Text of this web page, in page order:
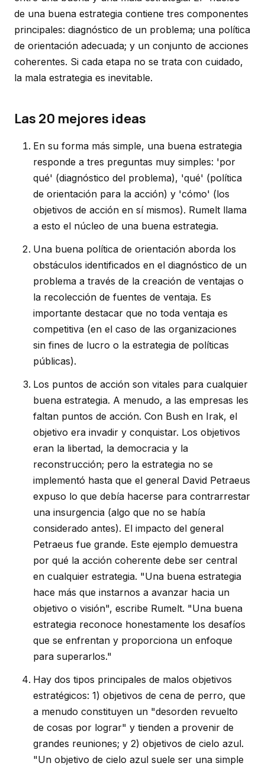
de una buena estrategia contiene tres componentes
principales: diagnóstico de un problema; una política
de orientación adecuada; y un conjunto de acciones
coherentes. Si cada etapa no se trata con cuidado,
la mala estrategia es inevitable.
Las 20 mejores ideas
En su forma más simple, una buena estrategia
responde a tres preguntas muy simples: 'por
qué' (diagnóstico del problema), 'qué' (política
de orientación para la acción) y 'cómo' (los
objetivos de acción en sí mismos). Rumelt llama
a esto el núcleo de una buena estrategia.
Una buena política de orientación aborda los
obstáculos identificados en el diagnóstico de un
problema a través de la creación de ventajas o
la recolección de fuentes de ventaja. Es
importante destacar que no toda ventaja es
competitiva (en el caso de las organizaciones
sin fines de lucro o la estrategia de políticas
públicas).
Los puntos de acción son vitales para cualquier
buena estrategia. A menudo, a las empresas les
faltan puntos de acción. Con Bush en Irak, el
objetivo era invadir y conquistar. Los objetivos
eran la libertad, la democracia y la
reconstrucción; pero la estrategia no se
implementó hasta que el general David Petraeus
expuso lo que debía hacerse para contrarrestar
una insurgencia (algo que no se había
considerado antes). El impacto del general
Petraeus fue grande. Este ejemplo demuestra
por qué la acción coherente debe ser central
en cualquier estrategia. "Una buena estrategia
hace más que instarnos a avanzar hacia un
objetivo o visión", escribe Rumelt. "Una buena
estrategia reconoce honestamente los desafíos
que se enfrentan y proporciona un enfoque
para superarlos."
Hay dos tipos principales de malos objetivos
estratégicos: 1) objetivos de cena de perro, que
a menudo constituyen un "desorden revuelto
de cosas por lograr" y tienden a provenir de
grandes reuniones; y 2) objetivos de cielo azul.
"Un objetivo de cielo azul suele ser una simple